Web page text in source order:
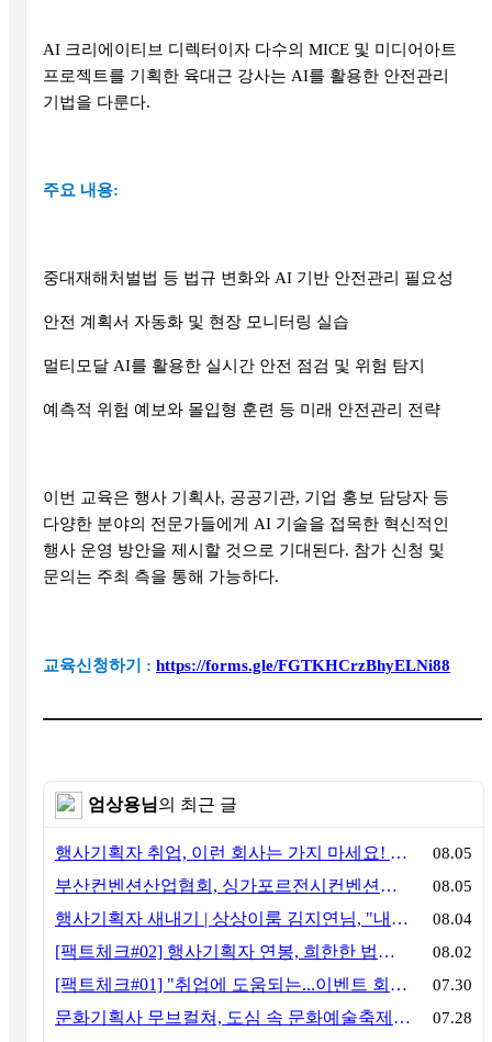
AI 크리에이티브 디렉터이자 다수의 MICE 및 미디어아트
프로젝트를 기획한 육대근 강사는 AI를 활용한 안전관리
기법을 다룬다.
주요 내용:
중대재해처벌법 등 법규 변화와 AI 기반 안전관리 필요성
안전 계획서 자동화 및 현장 모니터링 실습
멀티모달 AI를 활용한 실시간 안전 점검 및 위험 탐지
예측적 위험 예보와 몰입형 훈련 등 미래 안전관리 전략
이번 교육은 행사 기획사, 공공기관, 기업 홍보 담당자 등
다양한 분야의 전문가들에게 AI 기술을 접목한 혁신적인
행사 운영 방안을 제시할 것으로 기대된다. 참가 신청 및
문의는 주최 측을 통해 가능하다.
교육신청하기 : https://forms.gle/FGTKHCrzBhyELNi88
엄상용님의 최근 글
행사기획자 취업, 이런 회사는 가지 마세요! 신입이 꼭 알아야 할 5가지 기준[이벤트산업 팩트체크#3] 08.05
부산컨벤션산업협회, 싱가포르전시컨벤션협회(SACEOS)와 업무협약 체결… 아시아 마이스 협력 확대 08.05
행사기획자 새내기 | 상상이룸 김지연님, "내 맘대로, 내 뜻대로 행사를 만든다 08.04
[팩트체크#02] 행사기획자 연봉, 희한한 법칙~ '첨에는 비실, 3년만 지나면 튼실' 08.02
[팩트체크#01] "취업에 도움되는...이벤트 회사, 어떻게 구분할까?"… 1인당 매출 '3억 원'의 법칙 07.30
문화기획사 무브컬쳐, 도심 속 문화예술축제 ‘서초 클래식 테마파크: 봄밤의 클래식’ 성공적 연출 07.28